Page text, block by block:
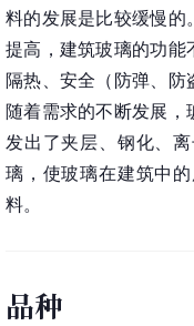
料的发展是比较缓慢的
提高，建筑玻璃的功能
隔热、安全（防弹、防
随着需求的不断发展，
发出了夹层、钢化、
璃，使玻璃在建筑中
料。
品种